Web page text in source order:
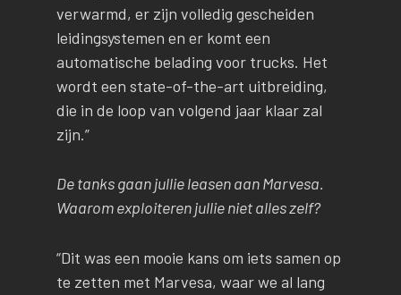
verwarmd, er zijn volledig gescheiden
leidingsystemen en er komt een
automatische belading voor trucks. Het
wordt een state-of-the-art uitbreiding,
die in de loop van volgend jaar klaar zal
zijn.”
De tanks gaan jullie leasen aan Marvesa.
Waarom exploiteren jullie niet alles zelf?
“Dit was een mooie kans om iets samen op
te zetten met Marvesa, waar we al lang